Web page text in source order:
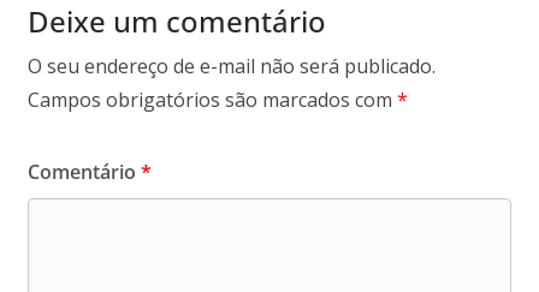
Deixe um comentário
O seu endereço de e-mail não será publicado.
Campos obrigatórios são marcados com *
Comentário *